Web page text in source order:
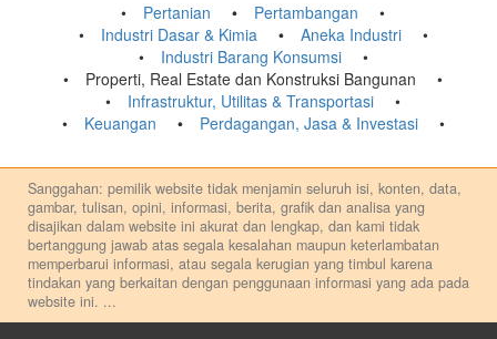
Pertanian
Pertambangan
Industri Dasar & Kimia
Aneka Industri
Industri Barang Konsumsi
Properti, Real Estate dan Konstruksi Bangunan
Infrastruktur, Utilitas & Transportasi
Keuangan
Perdagangan, Jasa & Investasi
Sanggahan: pemilik website tidak menjamin seluruh isi, konten, data,
gambar, tulisan, opini, informasi, berita, grafik dan analisa yang
disajikan dalam website ini akurat dan lengkap, dan kami tidak
bertanggung jawab atas segala kesalahan maupun keterlambatan
memperbarui informasi, atau segala kerugian yang timbul karena
tindakan yang berkaitan dengan penggunaan informasi yang ada pada
website ini. ...